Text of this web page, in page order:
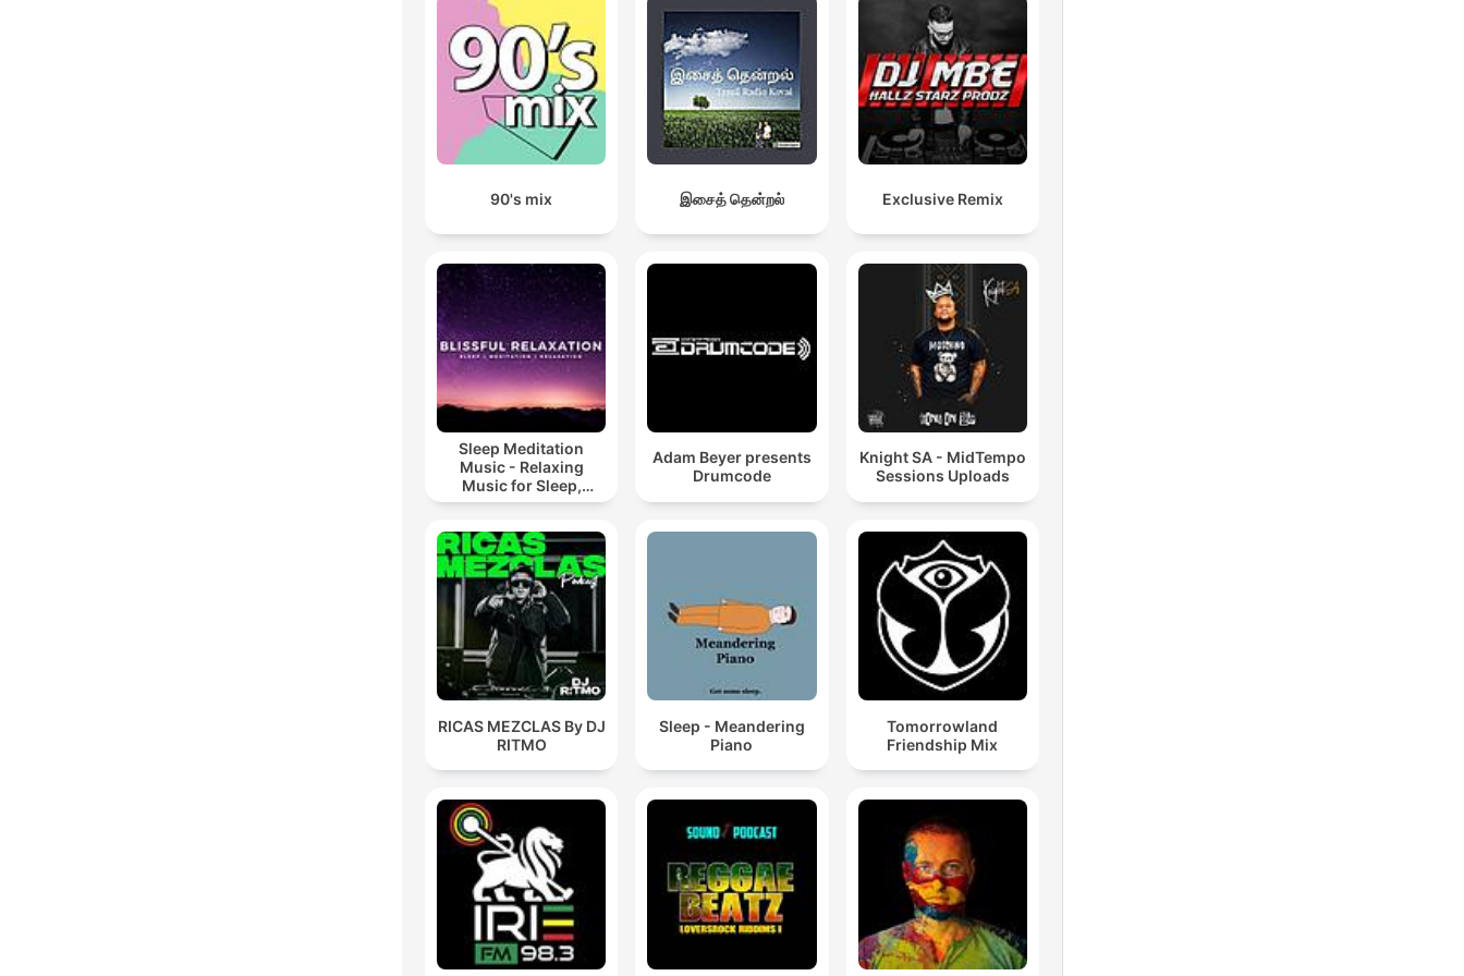
90's mix இசைத் தென்றல் Exclusive Remix
Sleep Meditation
Music - Relaxing
Music for Sleep,
Meditation &
Adam Beyer presents
Drumcode
Knight SA - MidTempo
Sessions Uploads
RICAS MEZCLAS By DJ
RITMO
Sleep - Meandering
Piano
Tomorrowland
Friendship Mix